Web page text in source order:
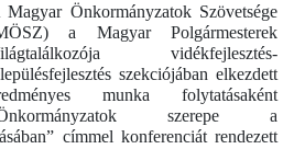
Magyar Önkormányzatok Szövetsége
a Magyar Polgármesterek
vidékfejlesztés-
szekciójában elkezdett
munka folytatásaként
szerepe a
címmel konferenciát rendezett